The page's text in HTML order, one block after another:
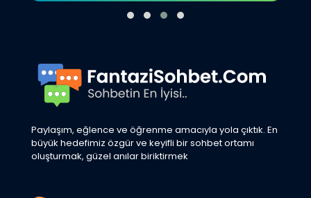
Paylaşım, eğlence ve öğrenme amacıyla yola çıktık. En
büyük hedefimiz özgür ve keyifli bir sohbet ortamı
oluşturmak, güzel anılar biriktirmek